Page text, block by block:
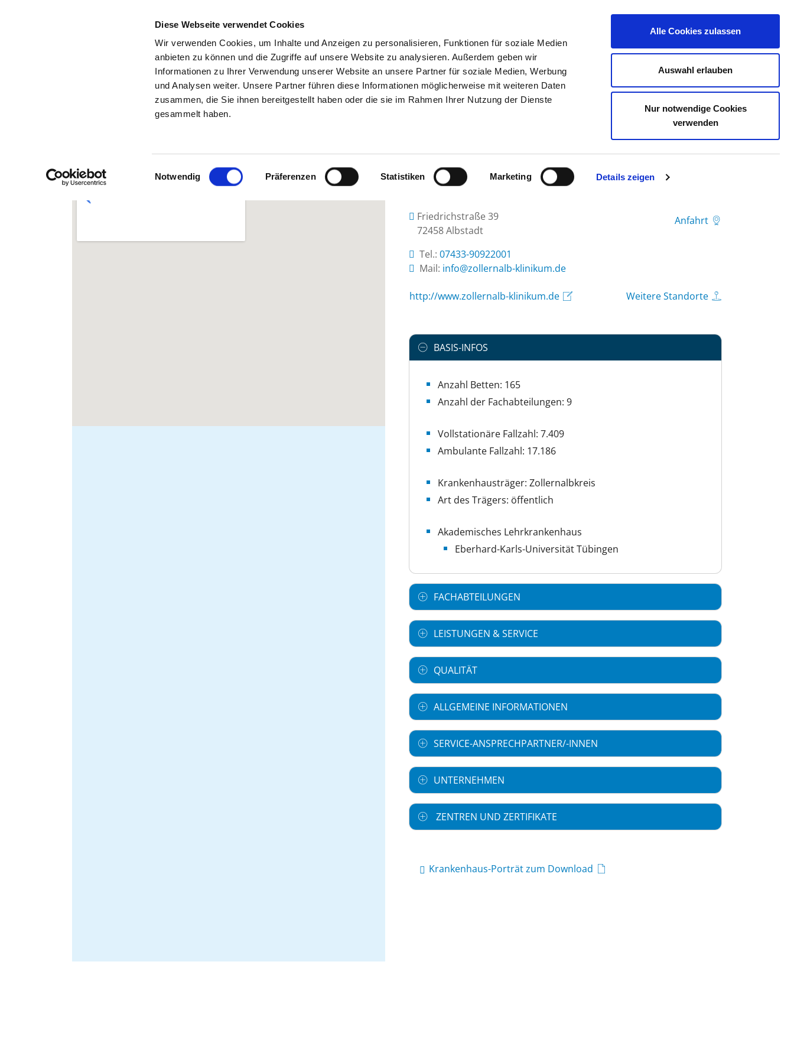
Diese Webseite verwendet Cookies
Wir verwenden Cookies, um Inhalte und Anzeigen zu personalisieren, Funktionen für soziale Medien
anbieten zu können und die Zugriffe auf unsere Website zu analysieren. Außerdem geben wir
Informationen zu Ihrer Verwendung unserer Website an unsere Partner für soziale Medien, Werbung
und Analysen weiter. Unsere Partner führen diese Informationen möglicherweise mit weiteren Daten
zusammen, die Sie ihnen bereitgestellt haben oder die sie im Rahmen Ihrer Nutzung der Dienste
gesammelt haben.
Einwilligungsauswahl
Notwendig Präferenzen Statistiken Marketing Details zeigen
Alle Cookies zulassen
Auswahl erlauben
Nur notwendige Cookies
verwenden
SUCHEN TIPPS & HILFE DAS DKV STELLENBÖRSE KONTAKT IHRE MEINUNG
Zurück zu den Suchergebnissen
ZOLLERNALB KLINIKUM ALBSTADT
Friedrichstraße 39
72458 Albstadt
Tel.: 07433-90922001
Mail: ed.mukinilk-blanrelloz@ofni
Anfahrt
http://www.zollernalb-klinikum.de Weitere Standorte
BASIS-INFOS
Anzahl Betten: 165
Anzahl der Fachabteilungen: 9
Vollstationäre Fallzahl: 7.409
Ambulante Fallzahl: 17.186
Krankenhausträger: Zollernalbkreis
Art des Trägers: öffentlich
Akademisches Lehrkrankenhaus
Eberhard-Karls-Universität Tübingen
FACHABTEILUNGEN
LEISTUNGEN & SERVICE
QUALITÄT
ALLGEMEINE INFORMATIONEN
SERVICE-ANSPRECHPARTNER/-INNEN
UNTERNEHMEN
ZENTREN UND ZERTIFIKATE
Krankenhaus-Porträt zum Download